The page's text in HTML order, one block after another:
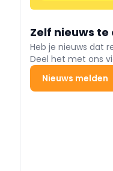
Zelf nieuws te
Heb je nieuws dat
Deel het met ons
Nieuws melden